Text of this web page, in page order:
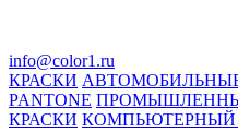
info@color1.ru
КРАСКИ
PANTONE
КРАСКИ КОМПЬЮТЕРНЫЙ